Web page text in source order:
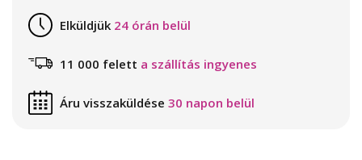
Elküldjük 24 órán belül
11 000 felett a szállítás ingyenes
Áru visszaküldése 30 napon belül